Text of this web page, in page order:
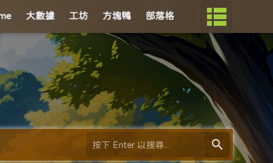
大數據 工坊 方塊鴨 部落格